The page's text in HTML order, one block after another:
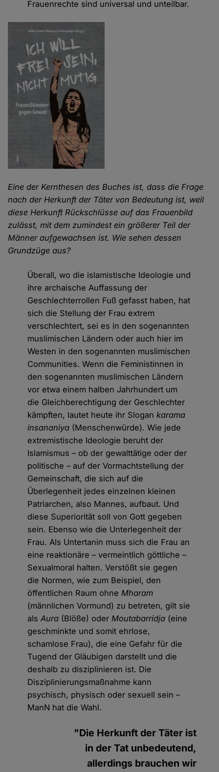
Frauenrechte sind universal und unteilbar.
Eine der Kernthesen des Buches ist, dass die Frage
nach der Herkunft der Täter von Bedeutung ist, weil
diese Herkunft Rückschlüsse auf das Frauenbild
zulässt, mit dem zumindest ein größerer Teil der
Männer aufgewachsen ist. Wie sehen dessen
Grundzüge aus?
Überall, wo die islamistische Ideologie und
ihre archaische Auffassung der
Geschlechterrollen Fuß gefasst haben, hat
sich die Stellung der Frau extrem
verschlechtert, sei es in den sogenannten
muslimischen Ländern oder auch hier im
Westen in den sogenannten muslimischen
Communities. Wenn die Feministinnen in
den sogenannten muslimischen Ländern
vor etwa einem halben Jahrhundert um
die Gleichberechtigung der Geschlechter
kämpften, lautet heute ihr Slogankarama
insananiya (Menschenwürde). Wie jede
extremistische Ideologie beruht der
Islamismus – ob der gewalttätige oder der
politische – auf der Vormachtstellung der
Gemeinschaft, die sich auf die
Überlegenheit jedes einzelnen kleinen
Patriarchen, also Mannes, aufbaut. Und
diese Superiorität soll von Gott gegeben
sein. Ebenso wie die Unterlegenheit der
Frau. Als Untertanin muss sich die Frau an
eine reaktionäre – vermeintlich göttliche –
Sexualmoral halten. Verstößt sie gegen
die Normen, wie zum Beispiel, den
öffentlichen Raum ohneMharam
(männlichen Vormund) zu betreten, gilt sie
alsAura (Blöße) oderMoutabarridja (eine
geschminkte und somit ehrlose,
schamlose Frau), die eine Gefahr für die
Tugend der Gläubigen darstellt und die
deshalb zu disziplinieren ist. Die
Disziplinierungsmaßnahme kann
psychisch, physisch oder sexuell sein –
ManN hat die Wahl.
"Die Herkunft der Täter ist
in der Tat unbedeutend,
allerdings brauchen wir